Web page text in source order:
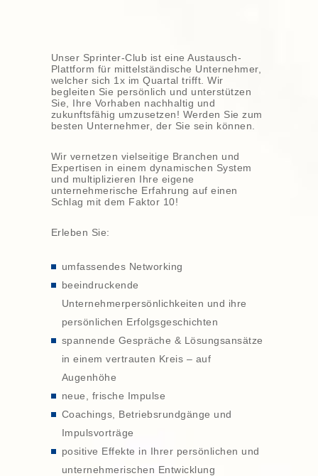
Unser Sprinter-Club ist eine Austausch-
Plattform für mittelständische Unternehmer,
welcher sich 1x im Quartal trifft. Wir
begleiten Sie persönlich und unterstützen
Sie, Ihre Vorhaben nachhaltig und
zukunftsfähig umzusetzen! Werden Sie zum
besten Unternehmer, der Sie sein können.
Wir vernetzen vielseitige Branchen und
Expertisen in einem dynamischen System
und multiplizieren Ihre eigene
unternehmerische Erfahrung auf einen
Schlag mit dem Faktor 10!
Erleben Sie:
umfassendes Networking
beeindruckende
Unternehmerpersönlichkeiten und ihre
persönlichen Erfolgsgeschichten
spannende Gespräche & Lösungsansätze
in einem vertrauten Kreis – auf
Augenhöhe
neue, frische Impulse
Coachings, Betriebsrundgänge und
Impulsvorträge
positive Effekte in Ihrer persönlichen und
unternehmerischen Entwicklung